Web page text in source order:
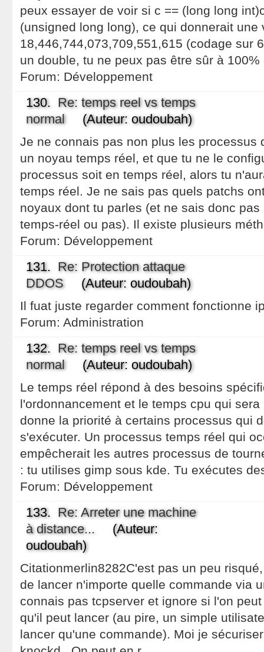
peux essayer de voir si c == (long long
(unsigned long long), ce qui donnerait une
18,446,744,073,709,551,615 (codage sur
un double, tu ne peux pas être sûr à
Forum: Développement
130. Re: temps reel vs temps
normal(Auteur: oudoubah)
Je ne connais pas non plus les processus
un noyau temps réel, et que tu ne le
processus soit en temps réel, alors tu
temps réel. Je ne sais pas quels patchs
noyaux dont tu parles (et ne sais donc
temps-réel ou pas). Il existe plusieurs
Forum: Développement
131. Re: Protection attaque
DDOS(Auteur: oudoubah)
Il fuat juste regarder comment fonctionne
Forum: Administration
132. Re: temps reel vs temps
normal(Auteur: oudoubah)
Le temps réel répond à des besoins
l'ordonnancement et le temps cpu qui
donne la priorité à certains processus qui
s'exécuter. Un processus temps réel qui
empêcherait les autres processus de
: tu utilises gimp sous kde. Tu exécutes
Forum: Développement
133. Re: Arreter une machine
à distance... (Auteur:
oudoubah)
Citationmerlin8282C'est pas un peu
de lancer n'importe quelle commande via
connais pas tcpserver et ignore si l'on
qu'il peut lancer (au pire, un simple
lancer qu'une commande). Moi je